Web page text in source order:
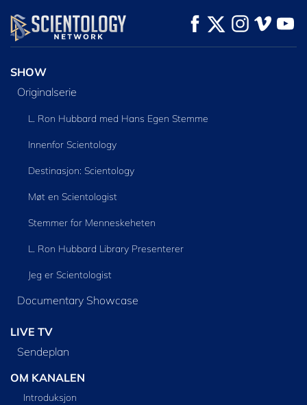
SE UTFORSK SERIEN
SHOW
Originalserie
L. Ron Hubbard med Hans Egen Stemme
Innenfor Scientology
Destinasjon: Scientology
Møt en Scientologist
Stemmer for Menneskeheten
L. Ron Hubbard Library Presenterer
Jeg er Scientologist
Documentary Showcase
LIVE TV
Sendeplan
OM KANALEN
Introduksjon